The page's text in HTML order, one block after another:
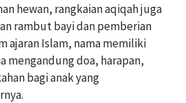
hewan, rangkaian aqiqah juga
rambut bayi dan pemberian
ajaran Islam, nama memiliki
mengandung doa, harapan,
bagi anak yang